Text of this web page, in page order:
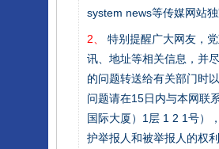
system news等传媒网站
2、
特别提醒广大网友，
讯、地址等相关信息，并
的问题转送给有关部门时
问题请在15日内与本网联
国际大厦）1层 1 2 1号）
护举报人和被举报人的权